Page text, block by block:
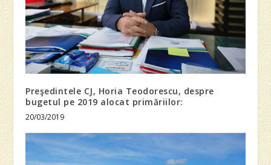
Preşedintele CJ, Horia Teodorescu, despre
bugetul pe 2019 alocat primăriilor:
20/03/2019